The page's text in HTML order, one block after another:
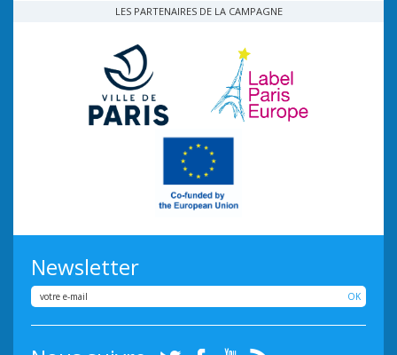
LES PARTENAIRES DE LA CAMPAGNE
Newsletter
OK